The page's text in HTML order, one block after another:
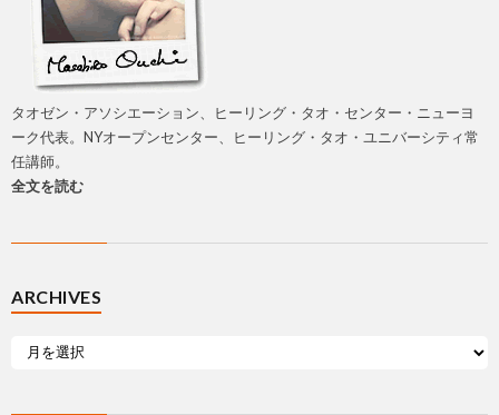
タオゼン・アソシエーション、ヒーリング・タオ・センター・ニューヨ
ーク代表。NYオープンセンター、ヒーリング・タオ・ユニバーシティ常
任講師。
全文を読む
ARCHIVES